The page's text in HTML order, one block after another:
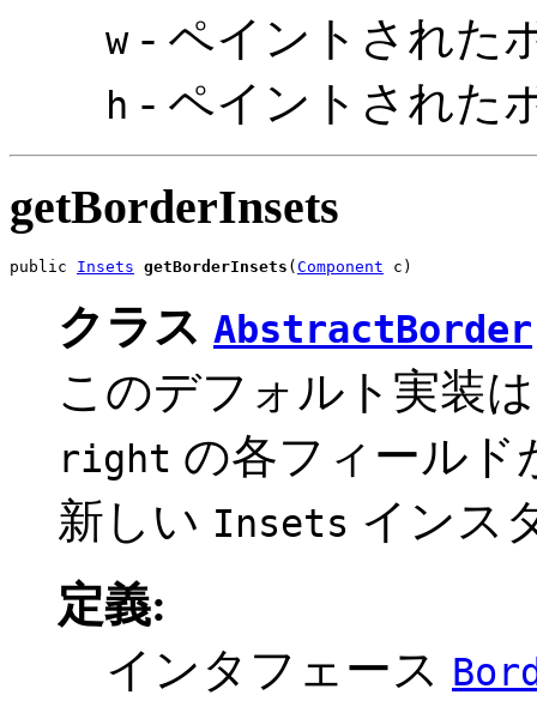
w- ペイントされた
h - ペイントされた
getBorderInsets
public Insets getBorderInsets ( Component c)
クラス AbstractBorder
このデフォルト実装
right の各フィール
新しい Insets インス
定義:
インタフェース